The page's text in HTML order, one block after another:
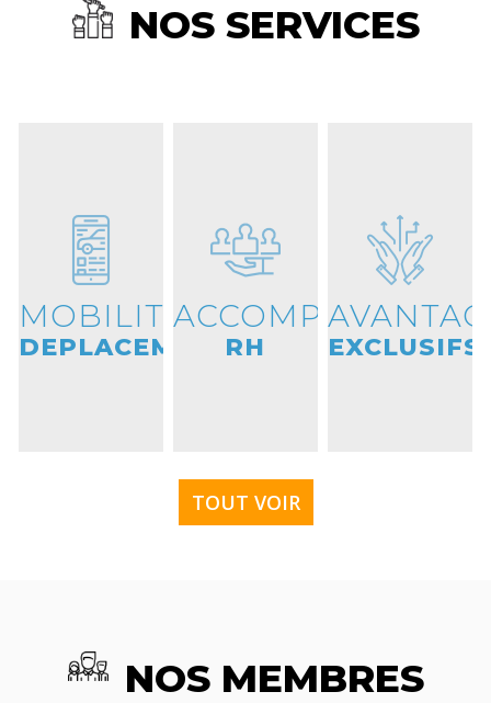
NOS SERVICES
MOBILITE
DEPLACEMENTS
RH EXCLUSIFS
TOUT VOIR
NOS MEMBRES